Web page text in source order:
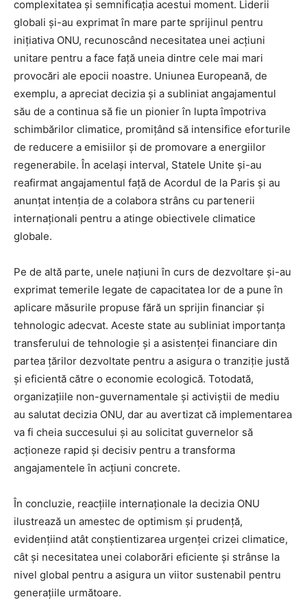
complexitatea și semnificația acestui moment. Liderii
globali și-au exprimat în mare parte sprijinul pentru
inițiativa ONU, recunoscând necesitatea unei acțiuni
unitare pentru a face față uneia dintre cele mai mari
provocări ale epocii noastre. Uniunea Europeană, de
exemplu, a apreciat decizia și a subliniat angajamentul
său de a continua să fie un pionier în lupta împotriva
schimbărilor climatice, promițând să intensifice eforturile
de reducere a emisiilor și de promovare a energiilor
regenerabile. În același interval, Statele Unite și-au
reafirmat angajamentul față de Acordul de la Paris și au
anunțat intenția de a colabora strâns cu partenerii
internaționali pentru a atinge obiectivele climatice
globale.
Pe de altă parte, unele națiuni în curs de dezvoltare și-au
exprimat temerile legate de capacitatea lor de a pune în
aplicare măsurile propuse fără un sprijin financiar și
tehnologic adecvat. Aceste state au subliniat importanța
transferului de tehnologie și a asistenței financiare din
partea țărilor dezvoltate pentru a asigura o tranziție justă
și eficientă către o economie ecologică. Totodată,
organizațiile non-guvernamentale și activiștii de mediu
au salutat decizia ONU, dar au avertizat că implementarea
va fi cheia succesului și au solicitat guvernelor să
acționeze rapid și decisiv pentru a transforma
angajamentele în acțiuni concrete.
În concluzie, reacțiile internaționale la decizia ONU
ilustrează un amestec de optimism și prudență,
evidențiind atât conștientizarea urgenței crizei climatice,
cât și necesitatea unei colaborări eficiente și strânse la
nivel global pentru a asigura un viitor sustenabil pentru
generațiile următoare.